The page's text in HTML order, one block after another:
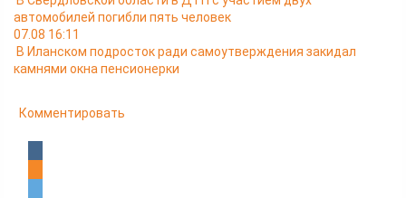
автомобилей погибли пять человек
07.08 16:11
В Иланском подросток ради самоутверждения закидал
камнями окна пенсионерки
Комментировать